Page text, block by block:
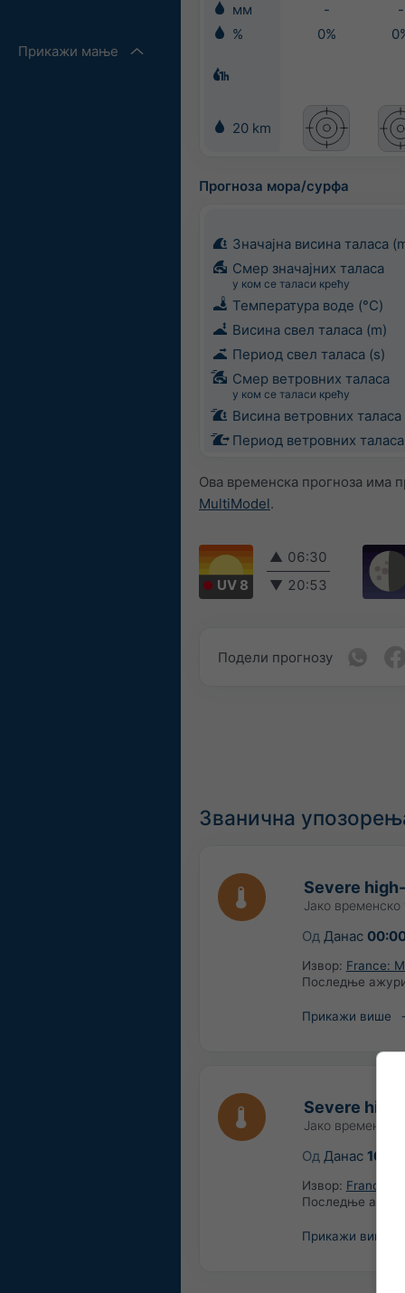
Прикажи мање
мм
- -
%
0%
20 km
Прогноза мора/сурфа
Значајна висина таласа
Смер значајних таласа
у ком се таласи крећу
Температура воде (°C)
Висина свел таласа (m)
Период свел таласа (s)
Смер ветровних таласа
у ком се таласи крећу
Висина ветровних таласа
Период ветровних
Ова временска прогноза има
MultiModel.
UV 8
▲ 06:30
▼ 20:53
Подели прогнозу
Званична
Severe
Јако
Од Данас
Извор: France:
Последње
Прикажи више
Severe
Јако
Од Данас 16:00
Извор: France:
Последње
Прикажи више